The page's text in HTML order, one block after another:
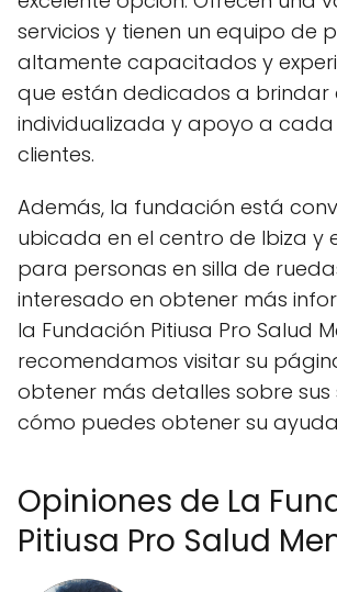
servicios y tienen un equipo de
altamente capacitados y
que están dedicados a brindar
individualizada y apoyo a cada
clientes.
Además, la fundación está
ubicada en el centro de Ibiza y
para personas en silla de
interesado en obtener más
la Fundación Pitiusa Pro Salud
recomendamos visitar su
obtener más detalles sobre sus
cómo puedes obtener su
Opiniones de La
Pitiusa Pro Salud